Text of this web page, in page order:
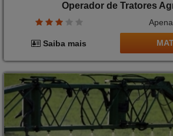
Operador de Tratores
Saiba mais